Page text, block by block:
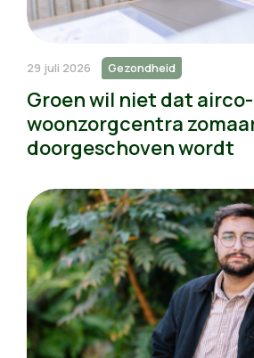
29 juli 2026 Gezondheid
Groen wil niet dat
woonzorgcentra
doorgeschoven wordt